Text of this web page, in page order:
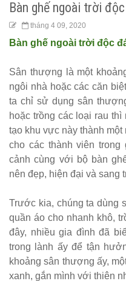
Bộ bàn ghế
nhựa cafe
màu xanh lá
sang trọng,
hiện đại
Kệ decor
trang trí
vách ngăn
phòng,
quán cafe
Bàn ghế ngoài trời
tháng 4 09, 2020
Bàn ghế ngoài trời độc
Sân thượng là một
ngôi nhà hoặc các căn
ta chỉ sử dụng sân
hoặc trồng các loại rau
tạo khu vực này thành
cho các thành viên
cảnh cùng với bộ bàn
nên đẹp, hiện đại và sang
Trước kia, chúng ta dùng
quần áo cho nhanh khô,
đây, nhiều gia đình đã
trong lành ấy để tận
khoảng sân thượng ấy,
xanh, gắn mình với thiên